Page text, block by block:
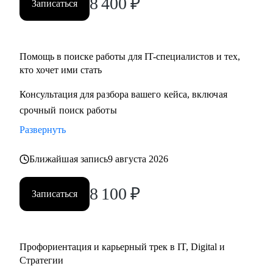
• Определим стратегию поиска подходящей роли и
Кому могу помочь:
• Product-менеджерам/Владельцам продуктов;
• Руководителям проектов/Руководителям стратегических
проектов;
• Специалистам по стратегии, инвестициям и консалтингу,
а также высшему и среднему менеджменту;
• Продуктовым аналитикам/Бизнес-аналитикам;
• Всем не IT-специалистам, которые хотят перейти в IT.
Записаться
Помощь в поиске работы для IT-специалистов и тех,
кто хочет ими стать
Консультация для разбора вашего кейса, включая
срочный поиск работы
Развернуть
Ближайшая запись9 августа 2026
Записаться 8 100 ₽
Профориентация и карьерный трек в IT, Digital и
Стратегии